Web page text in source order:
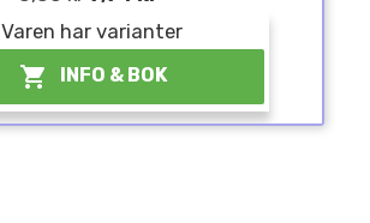
Varen har varianter
 INFO & BOK